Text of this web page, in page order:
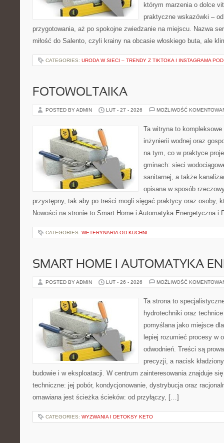
którym marzenia o dolce
praktyczne wskazówki –
przygotowania, aż po spokojne zwiedzanie na miejscu. Nazwa
miłość do Salento, czyli krainy na obcasie włoskiego buta, ale
CATEGORIES: URODA W SIECI – TRENDY Z TIKTOKA I INSTAGRAMA
FOTOWOLTAIKA
POSTED BY ADMIN LUT - 27 - 2026 MOŻLIWOŚĆ
Ta witryna to
inżynierii wodnej oraz
na tym, co w praktyce
gminach: sieci
sanitarnej, a także
opisana w sposób
przystępny, tak aby po treści mogli sięgać praktycy oraz osoby,
Nowości na stronie to Smart Home i Automatyka Energetyczna
CATEGORIES: WETERYNARIA OD KUCHNI
SMART HOME I AUTOMATYKA
POSTED BY ADMIN LUT - 26 - 2026 MOŻLIWOŚĆ
Ta strona to
hydrotechniki oraz
pomyślana jako miejsce
lepiej rozumieć procesy w
odwodnień. Treści są
precyzji, a nacisk
budowie i w eksploatacji. W centrum zainteresowania znajduje
techniczne: jej pobór, kondycjonowanie, dystrybucja oraz
omawiana jest ścieżka ścieków: od przyłączy, […]
CATEGORIES: WYZWANIA I DETOKSY KETO